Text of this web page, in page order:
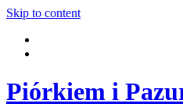
Skip to content
Piórkiem i